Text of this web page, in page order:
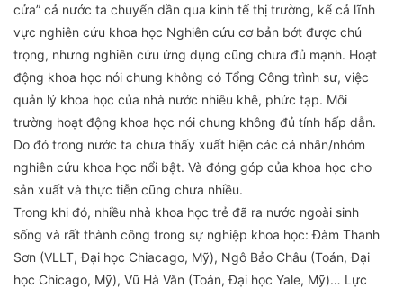
cửa” cả nước ta chuyển dần qua kinh tế thị trường, kể cả lĩnh
vực nghiên cứu khoa học Nghiên cứu cơ bản bớt được chú
trọng, nhưng nghiên cứu ứng dụng cũng chưa đủ mạnh. Hoạt
động khoa học nói chung không có Tổng Công trình sư, việc
quản lý khoa học của nhà nước nhiêu khê, phức tạp. Môi
trường hoạt động khoa học nói chung không đủ tính hấp dẫn.
Do đó trong nước ta chưa thấy xuất hiện các cá nhân/nhóm
nghiên cứu khoa học nổi bật. Và đóng góp của khoa học cho
sản xuất và thực tiễn cũng chưa nhiều.
Trong khi đó, nhiều nhà khoa học trẻ đã ra nước ngoài sinh
sống và rất thành công trong sự nghiệp khoa học: Đàm Thanh
Sơn (VLLT, Đại học Chiacago, Mỹ), Ngô Bảo Châu (Toán, Đại
học Chicago, Mỹ), Vũ Hà Văn (Toán, Đại học Yale, Mỹ)… Lực